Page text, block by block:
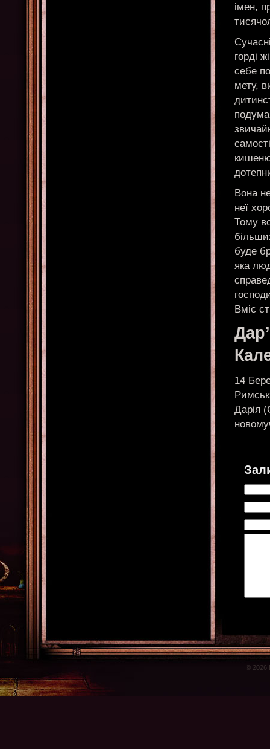
імен,
горді
себе
мету,
Вона
неї
Тому
буде
яка
Вміє
14
Дарія
© 2026